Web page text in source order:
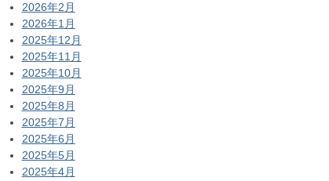
2026年2月
2026年1月
2025年12月
2025年11月
2025年10月
2025年9月
2025年8月
2025年7月
2025年6月
2025年5月
2025年4月